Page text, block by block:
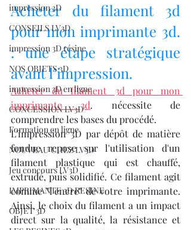
impression 3D
CONSEILS LV3D
impression 3D résine
NOS OBJETS 3D
impression 3D en ligne
CONCESSION LV3D
Formation en ligne
NOUVEAU CHEZ LV3D
Jeu concours LV3D
IMPRIMANTE 3D RESINE
OBJET 3D
Acheter du filament 3d
pour mon imprimante 3d.
: une étape stratégique
avant l’impression.
Acheter du filament 3d pour mon
imprimante 3d. nécessite de
comprendre les bases du procédé.
L'impression 3D par dépôt de matière
fondue repose sur l'utilisation d'un
filament plastique qui est chauffé,
extrudé, puis solidifié. Ce filament agit
comme "l'encre" de votre imprimante.
Ainsi, le choix du filament a un impact
direct sur la qualité, la résistance et